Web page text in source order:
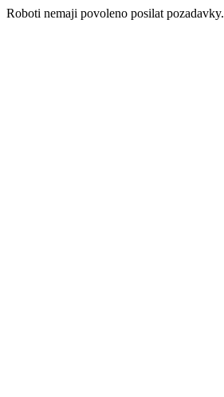
Roboti nemaji povoleno posilat pozadavky.